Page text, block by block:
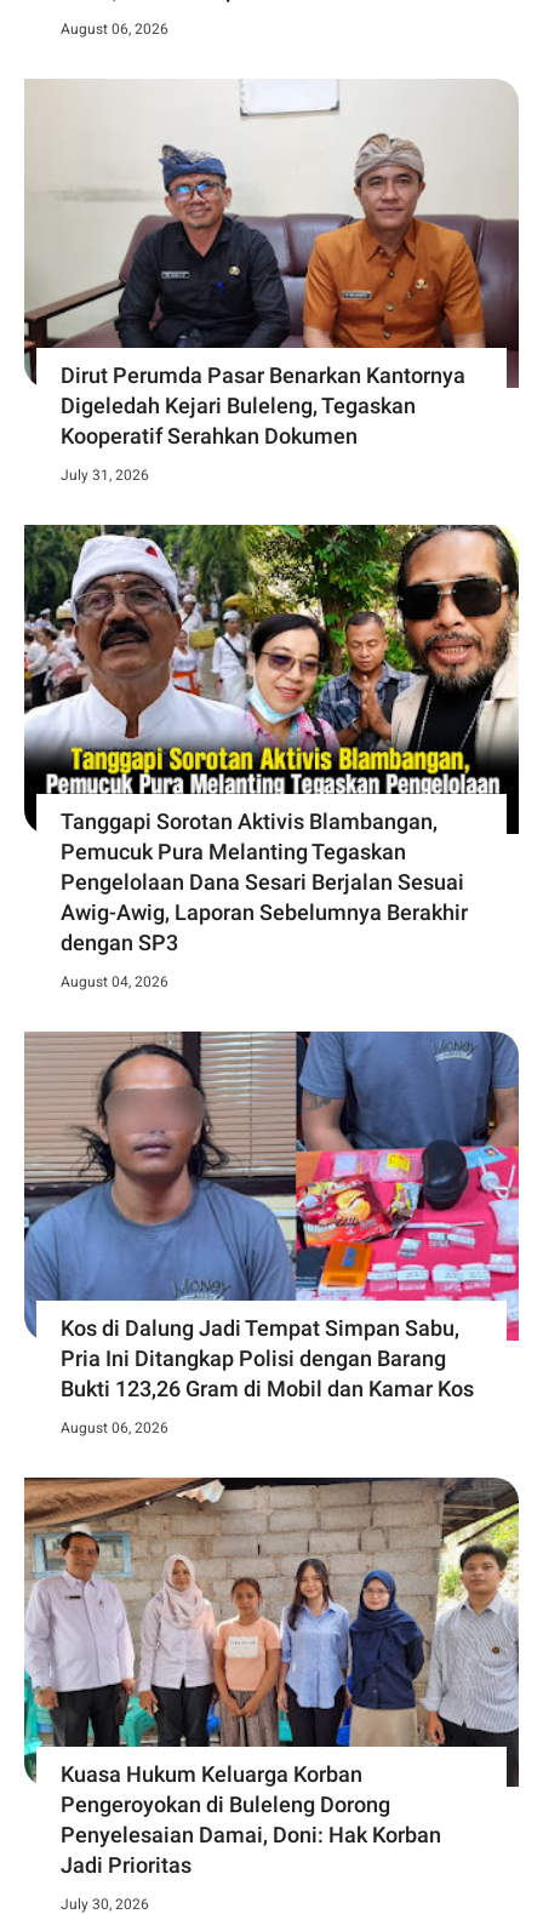
August 06, 2026
Dirut Perumda Pasar Benarkan Kantornya
Digeledah Kejari Buleleng, Tegaskan
Kooperatif Serahkan Dokumen
July 31, 2026
Tanggapi Sorotan Aktivis Blambangan,
Pemucuk Pura Melanting Tegaskan
Pengelolaan Dana Sesari Berjalan Sesuai
Awig-Awig, Laporan Sebelumnya Berakhir
dengan SP3
August 04, 2026
Kos di Dalung Jadi Tempat Simpan Sabu,
Pria Ini Ditangkap Polisi dengan Barang
Bukti 123,26 Gram di Mobil dan Kamar Kos
August 06, 2026
Kuasa Hukum Keluarga Korban
Pengeroyokan di Buleleng Dorong
Penyelesaian Damai, Doni: Hak Korban
Jadi Prioritas
July 30, 2026